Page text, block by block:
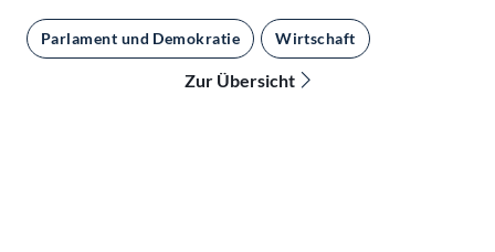
Parlament und Demokratie Wirtschaft
Zur Übersicht